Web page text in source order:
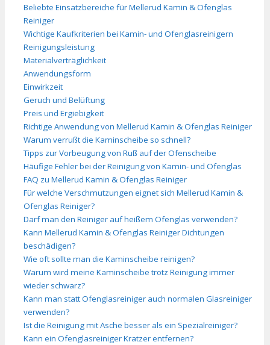
Beliebte Einsatzbereiche für Mellerud Kamin & Ofenglas
Reiniger
Wichtige Kaufkriterien bei Kamin- und Ofenglasreinigern
Reinigungsleistung
Materialverträglichkeit
Anwendungsform
Einwirkzeit
Geruch und Belüftung
Preis und Ergiebigkeit
Richtige Anwendung von Mellerud Kamin & Ofenglas Reiniger
Warum verrußt die Kaminscheibe so schnell?
Tipps zur Vorbeugung von Ruß auf der Ofenscheibe
Häufige Fehler bei der Reinigung von Kamin- und Ofenglas
FAQ zu Mellerud Kamin & Ofenglas Reiniger
Für welche Verschmutzungen eignet sich Mellerud Kamin &
Ofenglas Reiniger?
Darf man den Reiniger auf heißem Ofenglas verwenden?
Kann Mellerud Kamin & Ofenglas Reiniger Dichtungen
beschädigen?
Wie oft sollte man die Kaminscheibe reinigen?
Warum wird meine Kaminscheibe trotz Reinigung immer
wieder schwarz?
Kann man statt Ofenglasreiniger auch normalen Glasreiniger
verwenden?
Ist die Reinigung mit Asche besser als ein Spezialreiniger?
Kann ein Ofenglasreiniger Kratzer entfernen?